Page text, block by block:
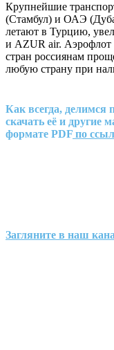
Крупнейшие
(Стамбул) и ОАЭ
летают в Турцию,
и AZUR air.
стран россиянам
любую страну при
Как всегда,
скачать её и другие
формате PDF по
Загляните в наш